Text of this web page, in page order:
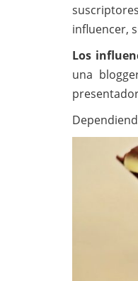
influencer,
Los
una